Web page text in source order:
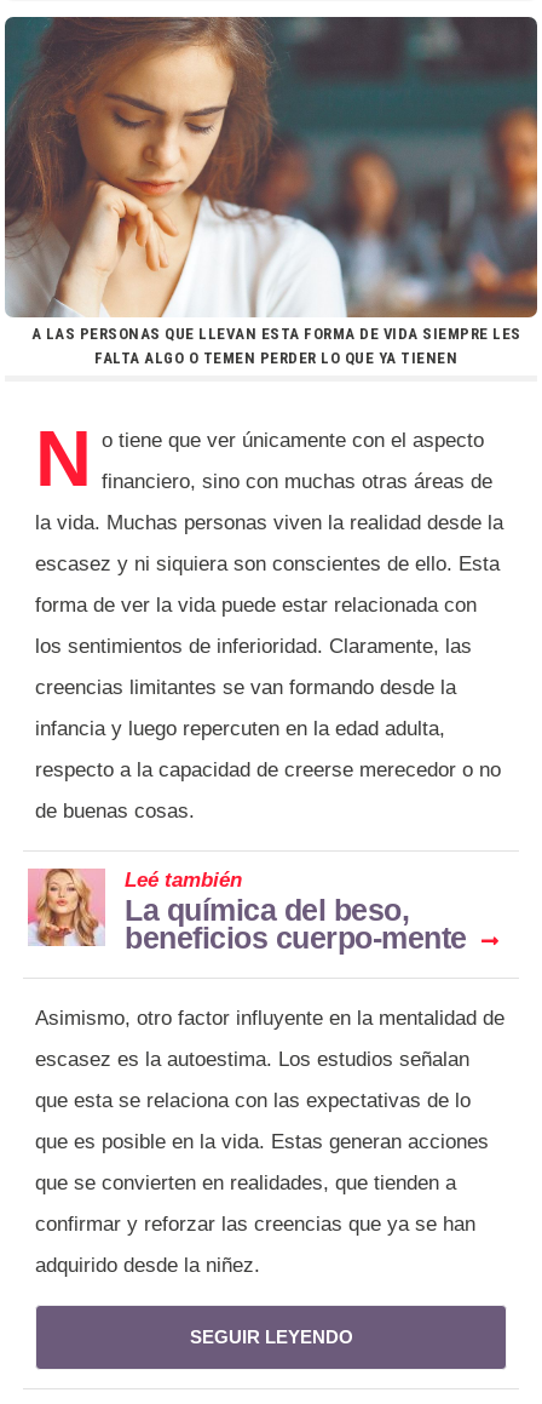
A LAS PERSONAS QUE LLEVAN ESTA FORMA DE VIDA SIEMPRE LES
FALTA ALGO O TEMEN PERDER LO QUE YA TIENEN
N
o tiene que ver únicamente con el aspecto
financiero, sino con muchas otras áreas de
la vida. Muchas personas viven la realidad desde la
escasez y ni siquiera son conscientes de ello. Esta
forma de ver la vida puede estar relacionada con
los sentimientos de inferioridad. Claramente, las
creencias limitantes se van formando desde la
infancia y luego repercuten en la edad adulta,
respecto a la capacidad de creerse merecedor o no
de buenas cosas.
Leé también
La química del beso,
beneficios cuerpo-mente
Asimismo, otro factor influyente en la mentalidad de
escasez es la autoestima. Los estudios señalan
que esta se relaciona con las expectativas de lo
que es posible en la vida. Estas generan acciones
que se convierten en realidades, que tienden a
confirmar y reforzar las creencias que ya se han
adquirido desde la niñez.
SEGUIR LEYENDO